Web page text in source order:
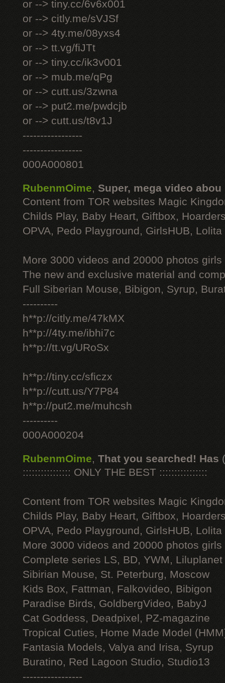
or --> tiny.cc/6v6x001
or --> citly.me/sVJSf
or --> 4ty.me/08yxs4
or --> tt.vg/fiJTt
or --> tiny.cc/ik3v001
or --> mub.me/qPg
or --> cutt.us/3zwna
or --> put2.me/pwdcjb
or --> cutt.us/t8v1J
-----------------
-----------------
000A000801
RubenmOime, Super, mega video abou
Content from TOR websites Magic
Childs Play, Baby Heart, Giftbox,
OPVA, Pedo Playground, GirlsHUB, Lolita
More 3000 videos and 20000 photos
The new and exclusive material and
Full Siberian Mouse, Bibigon, Syrup,
----------
h**p://citly.me/47kMX
h**p://4ty.me/ibhi7c
h**p://tt.vg/URoSx
h**p://tiny.cc/sficzx
h**p://cutt.us/Y7P84
h**p://put2.me/muhcsh
----------
000A000204
RubenmOime, That you searched! Has
:::::::::::::::: ONLY THE BEST ::::::::::::::::
Content from TOR websites Magic
Childs Play, Baby Heart, Giftbox,
OPVA, Pedo Playground, GirlsHUB, Lolita
More 3000 videos and 20000 photos
Complete series LS, BD, YWM, Liluplanet
Sibirian Mouse, St. Peterburg, Moscow
Kids Box, Fattman, Falkovideo, Bibigon
Paradise Birds, GoldbergVideo, BabyJ
Cat Goddess, Deadpixel, PZ-magazine
Tropical Cuties, Home Made Model
Fantasia Models, Valya and Irisa, Syrup
Buratino, Red Lagoon Studio, Studio13
-----------------